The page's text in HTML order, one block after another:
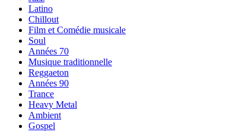
Latino
Chillout
Film et Comédie musicale
Soul
Années 70
Musique traditionnelle
Reggaeton
Années 90
Trance
Heavy Metal
Ambient
Gospel